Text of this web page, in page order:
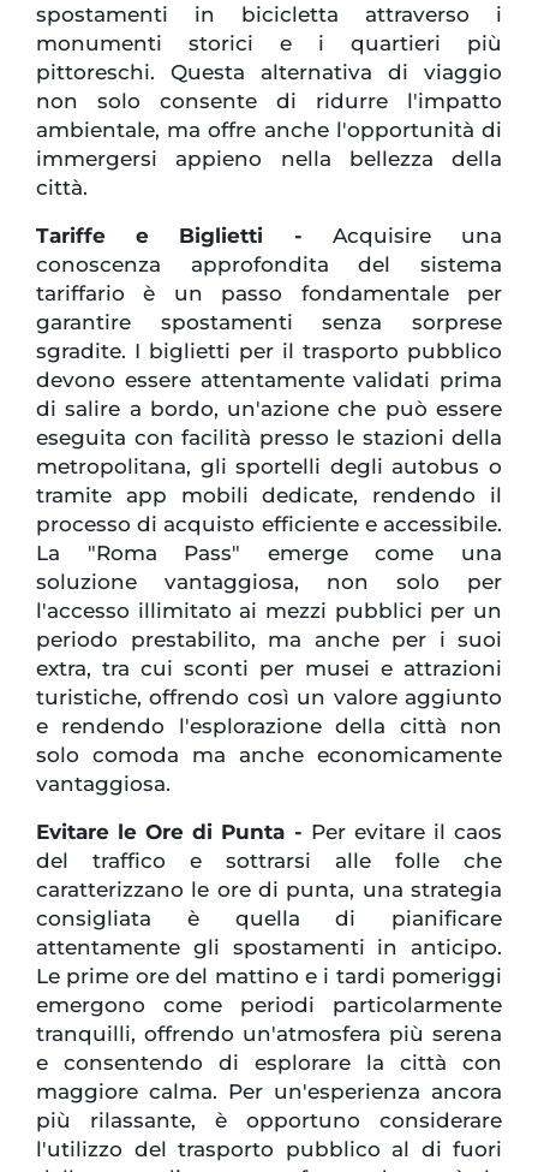
spostamenti in bicicletta attraverso i
monumenti storici e i quartieri più
pittoreschi. Questa alternativa di viaggio
non solo consente di ridurre l'impatto
ambientale, ma offre anche l'opportunità di
immergersi appieno nella bellezza della
città.
Tariffe e Biglietti - Acquisire una
conoscenza approfondita del sistema
tariffario è un passo fondamentale per
garantire spostamenti senza sorprese
sgradite. I biglietti per il trasporto pubblico
devono essere attentamente validati prima
di salire a bordo, un'azione che può essere
eseguita con facilità presso le stazioni della
metropolitana, gli sportelli degli autobus o
tramite app mobili dedicate, rendendo il
processo di acquisto efficiente e accessibile.
La "Roma Pass" emerge come una
soluzione vantaggiosa, non solo per
l'accesso illimitato ai mezzi pubblici per un
periodo prestabilito, ma anche per i suoi
extra, tra cui sconti per musei e attrazioni
turistiche, offrendo così un valore aggiunto
e rendendo l'esplorazione della città non
solo comoda ma anche economicamente
vantaggiosa.
Evitare le Ore di Punta - Per evitare il caos
del traffico e sottrarsi alle folle che
caratterizzano le ore di punta, una strategia
consigliata è quella di pianificare
attentamente gli spostamenti in anticipo.
Le prime ore del mattino e i tardi pomeriggi
emergono come periodi particolarmente
tranquilli, offrendo un'atmosfera più serena
e consentendo di esplorare la città con
maggiore calma. Per un'esperienza ancora
più rilassante, è opportuno considerare
l'utilizzo del trasporto pubblico al di fuori